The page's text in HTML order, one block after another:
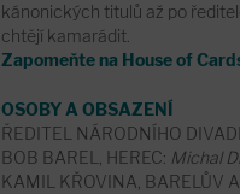
kánonických titulů až po
chtějí kamarádit.
Zapomeňte na House of
OSOBY A OBSAZENÍ
ŘEDITEL NÁRODNÍHO
BOB BAREL, HEREC: Michal
KAMIL KŘOVINA, BARELŮV